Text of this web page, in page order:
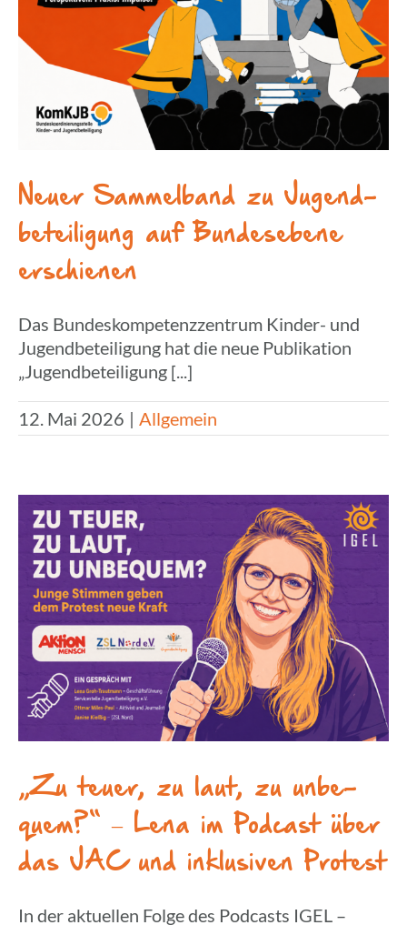
Neuer Sammel­band zu Jugend­
be­tei­li­gung auf Bundes­ebene
erschienen
Das Bundeskompetenzzentrum Kinder- und
Jugendbeteiligung hat die neue Publikation
„Jugendbeteiligung [...]
12. Mai 2026 | Allgemein
„Zu teuer, zu laut, zu unbe­
quem?“ – Lena im Podcast über
das JAC und inklu­si­ven Protest
In der aktuellen Folge des Podcasts IGEL –